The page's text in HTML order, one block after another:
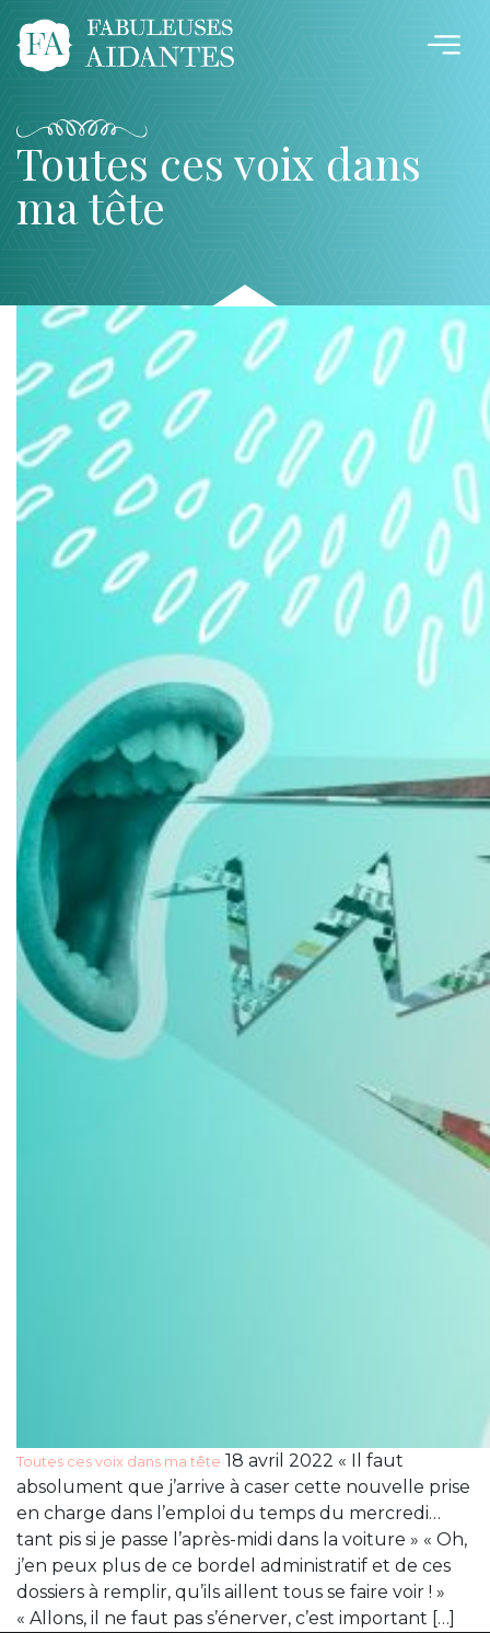
Toutes ces voix dans
ma tête
Toutes ces voix dans ma tête 18 avril 2022 « Il faut
absolument que j’arrive à caser cette nouvelle prise
en charge dans l’emploi du temps du mercredi…
tant pis si je passe l’après-midi dans la voiture » « Oh,
j’en peux plus de ce bordel administratif et de ces
dossiers à remplir, qu’ils aillent tous se faire voir ! »
« Allons, il ne faut pas s’énerver, c’est important […]